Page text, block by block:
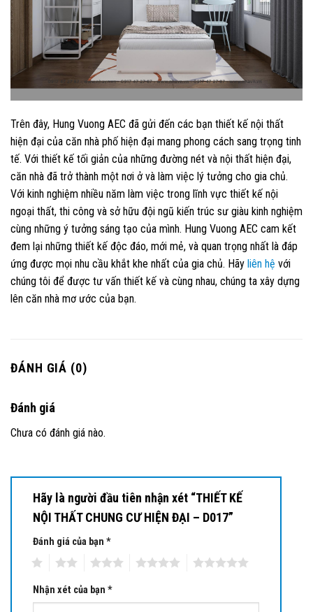
Trên đây, Hung Vuong AEC đã gửi đến các bạn thiết kế nội thất
hiện đại của căn nhà phố hiện đại mang phong cách sang trọng tinh
tế. Với thiết kế tối giản của những đường nét và nội thất hiện đại,
căn nhà đã trở thành một nơi ở và làm việc lý tưởng cho gia chủ.
Với kinh nghiệm nhiều năm làm việc trong lĩnh vực thiết kế nội
ngoại thất, thi công và sở hữu đội ngũ kiến trúc sư giàu kinh nghiệm
cùng những ý tưởng sáng tạo của mình. Hung Vuong AEC cam kết
đem lại những thiết kế độc đáo, mới mẻ, và quan trọng nhất là đáp
ứng được mọi nhu cầu khắt khe nhất của gia chủ. Hãy liên hệ với
chúng tôi để được tư vấn thiết kế và cùng nhau, chúng ta xây dựng
lên căn nhà mơ ước của bạn.
ĐÁNH GIÁ (0)
Đánh giá
Chưa có đánh giá nào.
Hãy là người đầu tiên nhận xét “THIẾT KẾ
NỘI THẤT CHUNG CƯ HIỆN ĐẠI – D017”
Đánh giá của bạn *
Nhận xét của bạn *